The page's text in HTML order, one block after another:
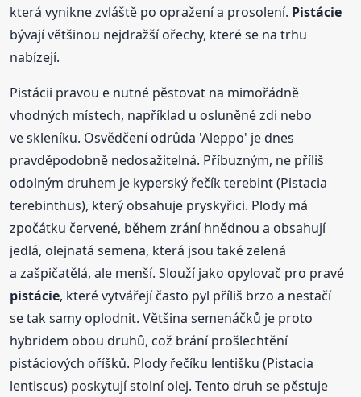
která vynikne zvláště po opražení a prosolení. Pistácie
bývají většinou nejdražší ořechy, které se na trhu
nabízejí.
Pistácii pravou e nutné pěstovat na mimořádně
vhodných místech, například u osluněné zdi nebo
ve skleníku. Osvědčení odrůda 'Aleppo' je dnes
pravděpodobně nedosažitelná. Příbuzným, ne příliš
odolným druhem je kyperský řečík terebint (Pistacia
terebinthus), který obsahuje pryskyřici. Plody má
zpočátku červené, během zrání hnědnou a obsahují
jedlá, olejnatá semena, která jsou také zelená
a zašpičatělá, ale menší. Slouží jako opylovač pro pravé
pistácie, které vytvářejí často pyl příliš brzo a nestačí
se tak samy oplodnit. Většina semenáčků je proto
hybridem obou druhů, což brání prošlechtění
pistáciových oříšků. Plody řečíku lentišku (Pistacia
lentiscus) poskytují stolní olej. Tento druh se pěstuje